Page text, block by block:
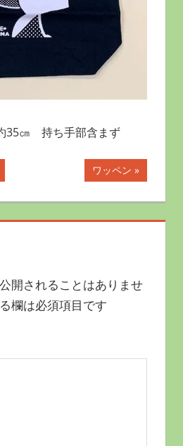
35㎝ 持ち手部含まず
次
の
記
事:
ワッペン
開されることはありませ
欄は必須項目です